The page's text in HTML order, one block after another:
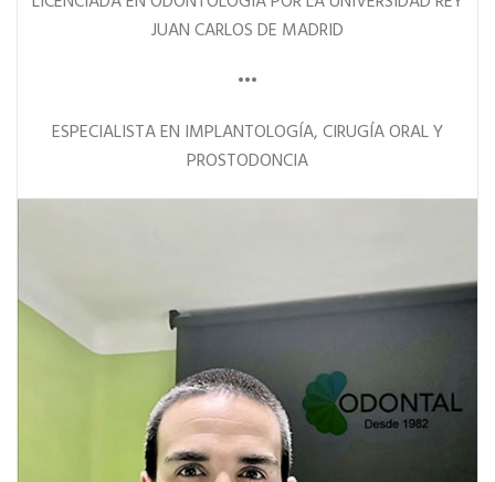
JUAN CARLOS DE MADRID
•••
ESPECIALISTA EN IMPLANTOLOGÍA, CIRUGÍA ORAL Y
PROSTODONCIA